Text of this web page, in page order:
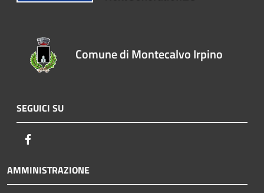
Comune di Montecalvo Irpino
SEGUICI SU
AMMINISTRAZIONE